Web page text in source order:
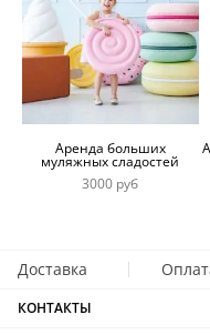
Аренда больших
муляжных сладостей
3000 руб
Доставка
КОНТАКТЫ